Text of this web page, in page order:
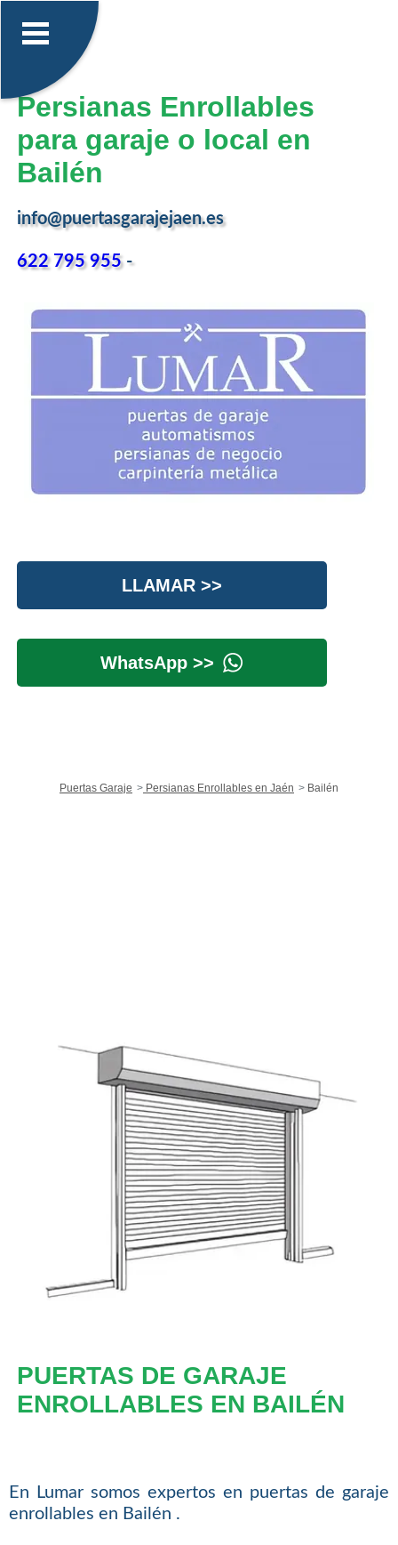
Persianas Enrollables
para garaje o local en
Bailén
info@puertasgarajejaen.es
622 795 955-
LLAMAR >>
WhatsApp >>
Puertas Garaje Persianas Enrollables en Jaén Bailén
PUERTAS DE GARAJE
ENROLLABLES EN BAILÉN
En Lumar somos expertos en puertas de garaje
enrollables en Bailén .